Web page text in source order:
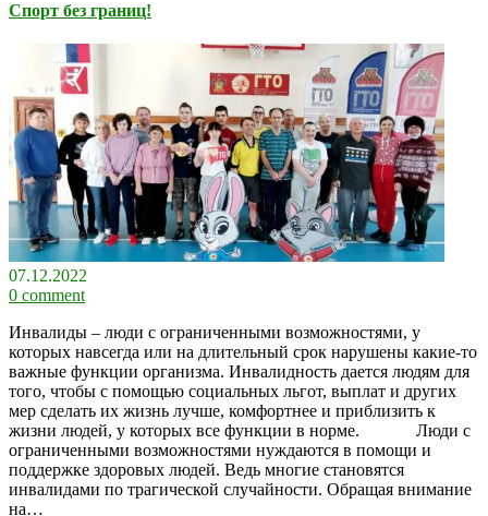
Спорт без границ!
07.12.2022
0 comment
Инвалиды – люди с ограниченными возможностями, у
которых навсегда или на длительный срок нарушены какие-то
важные функции организма. Инвалидность дается людям для
того, чтобы с помощью социальных льгот, выплат и других
мер сделать их жизнь лучше, комфортнее и приблизить к
жизни людей, у которых все функции в норме. Люди с
ограниченными возможностями нуждаются в помощи и
поддержке здоровых людей. Ведь многие становятся
инвалидами по трагической случайности. Обращая внимание
на…